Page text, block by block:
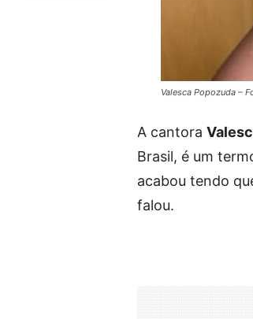
Valesca Popozuda –
A cantora
Brasil, é um
acabou tendo
falou.